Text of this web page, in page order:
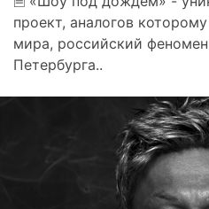
проект, аналогов
мира, российский
Петербурга..